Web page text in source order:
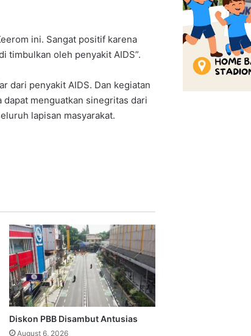
ini. Sangat positif karena
timbulkan oleh penyakit AIDS”.
dari penyakit AIDS. Dan kegiatan
dapat menguatkan sinegritas dari
lapisan masyarakat.
Diskon PBB Disambut Antusias
August 6, 2026